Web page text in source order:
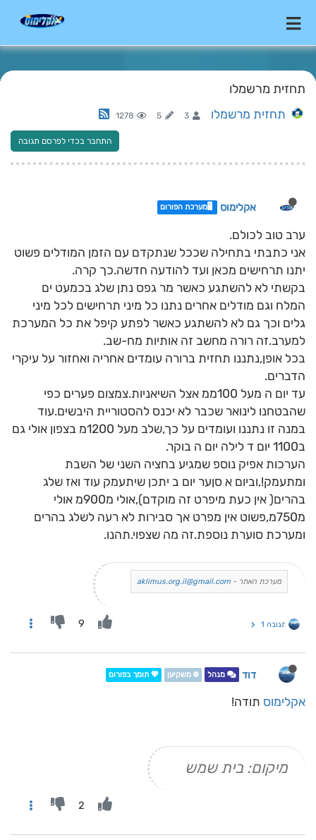
תחזית מרשמלו
תחזית מרשמלו 3
5
1278
התחבר בכדי לפרסם תגובה
אקלימוס 🖥️מערכת הפורום
ערב טוב לכולם.
אני כתבתי בתחילה שככל שנתקדם עם הזמן המודלים פשוט
יתנו תרחישים מכאן ועד להודעה חדשה.כך קרה.
בקשתי לא להשתגע כאשר מר גפס נתן שלג בכמעט ים
המלח וגם מודלים אחרים נתנו כל מיני תרחישים לכל מיני
גלים וכך גם לא להשתגע כאשר לפתע קיפל את כל המערכת
למערב.זה רורה מחשב זה אותיות מח-שב.
בכל אופן,נתננו תחזית ברורה עומדים אחריה ואחזור על עיקרי
הדברים.
עד יום ה מעל 100ממ אצל השיאניות.צמצום פערים כפי
שהבטחנו לינואר שכבר לא יכנס להסטוריית היבשים.עוד
במנה זו נתננו ועומדים על כך,שלב מעל 1200מ בצפון אולי גם
ב1100 יום ד לילה יום ה בוקר.
הערכות אפיק נוספ שמגיע בחציה השני של השבת
ומתעמק!,וביום א סןער יום ב יתכן שיתעמק עוד ואז שלג
בהרים( אין כעת מיפרט זה מוקדם),אולי מ900מ אולי
מ750מ,פשוט אין מפרט אך סבירות לא רעה לשלג בהרים
ומערכת סוערת נוספת.זה מה שצפוי.תהנו.
מערכת האתר - aklimus.org.il@gmail.com
תגובה 1 9
דוד מנהל ❄️ משקיען 💖 תומך בפורום
אקלימוס תודה!
מיקום: בית שמש
2